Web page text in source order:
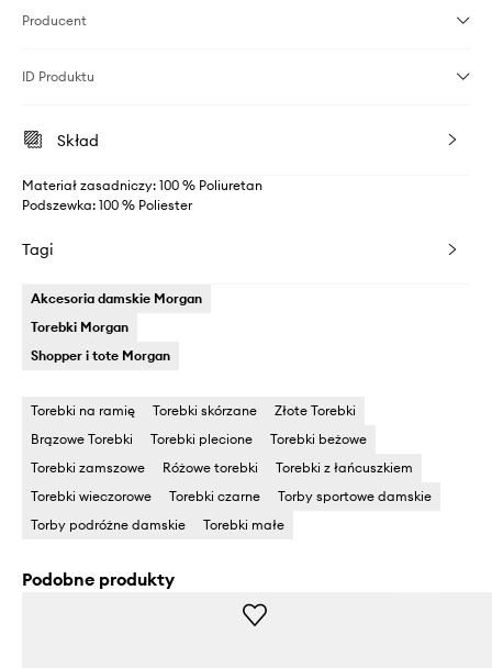
Producent
ID Produktu
Skład
Materiał zasadniczy: 100 % Poliuretan
Podszewka: 100 % Poliester
Tagi
Akcesoria damskie Morgan
Torebki Morgan
Shopper i tote Morgan
Torebki na ramię Torebki skórzane
Złote Torebki
Brązowe Torebki
Torebki plecione
Torebki beżowe
Torebki zamszowe
Różowe torebki
Torebki z łańcuszkiem
Torebki wieczorowe
Torebki czarne
Torby sportowe damskie
Torby podróżne damskie
Torebki małe
Podobne produkty